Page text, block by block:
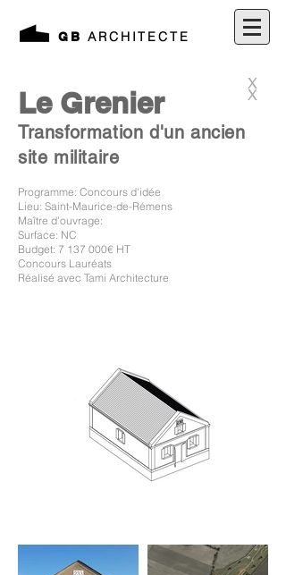
GBARCHITECTE
X
Le Grenier
Transformation d'un ancien
site militaire
X
Programme: Concours d'idée
Lieu: Saint-Maurice-de-Rémens
Maître d’ouvrage:
Surface: NC
Budget: 7 137 000€ HT
Concours Lauréats
Réalisé avec Tami Architecture